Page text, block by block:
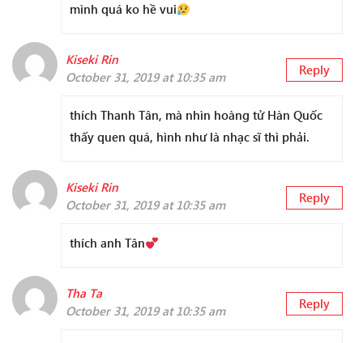
mình quá ko hề vui
Kiseki Rin
October 31, 2019 at 10:35 am
Reply
thích Thanh Tân, mà nhìn hoàng tử Hàn Quốc
thấy quen quá, hình như là nhạc sĩ thì phải.
Kiseki Rin
October 31, 2019 at 10:35 am
Reply
thích anh Tân
Tha Ta
October 31, 2019 at 10:35 am
Reply